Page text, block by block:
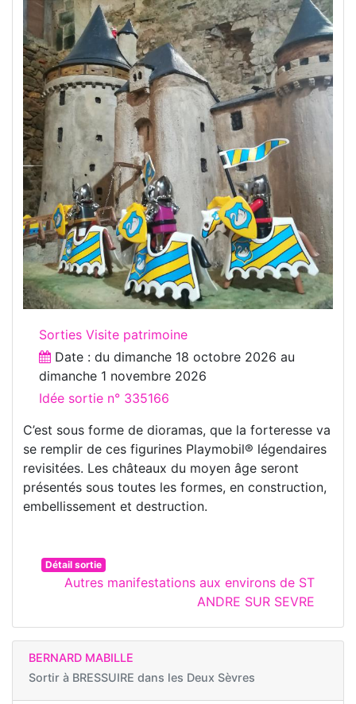
Sorties Visite patrimoine
Date : du dimanche 18 octobre 2026 au
dimanche 1 novembre 2026
Idée sortie n° 335166
C’est sous forme de dioramas, que la forteresse va
se remplir de ces figurines Playmobil® légendaires
revisitées. Les châteaux du moyen âge seront
présentés sous toutes les formes, en construction,
embellissement et destruction.
Détail sortie
Autres manifestations aux environs de ST
ANDRE SUR SEVRE
BERNARD MABILLE
Sortir à BRESSUIRE dans les Deux Sèvres